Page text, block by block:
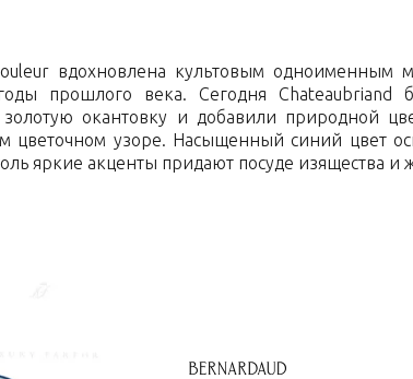
вдохновлена культовым одноименным
прошлого века. Сегодня Chateaubriand
окантовку и добавили природной
цветочном узоре. Насыщенный синий цвет
яркие акценты придают посуде изящества и